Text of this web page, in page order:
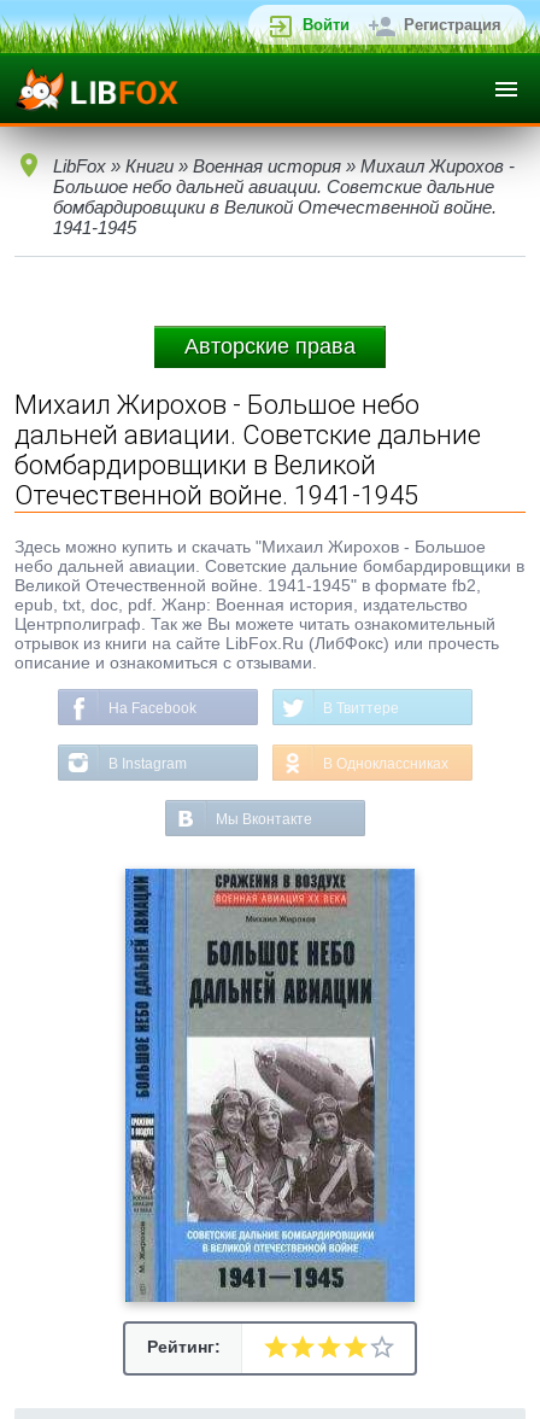
Войти Регистрация
LibFox » Книги » Военная история » Михаил Жирохов -
Большое небо дальней авиации. Советские дальние
бомбардировщики в Великой Отечественной войне.
1941-1945
Авторские права
Михаил Жирохов - Большое небо
дальней авиации. Советские дальние
бомбардировщики в Великой
Отечественной войне. 1941-1945
Здесь можно купить и скачать "Михаил Жирохов - Большое
небо дальней авиации. Советские дальние бомбардировщики в
Великой Отечественной войне. 1941-1945" в формате fb2,
epub, txt, doc, pdf. Жанр: Военная история, издательство
Центрполиграф. Так же Вы можете читать ознакомительный
отрывок из книги на сайте LibFox.Ru (ЛибФокс) или прочесть
описание и ознакомиться с отзывами.
На Facebook В Твиттере
В Instagram В Одноклассниках
Мы Вконтакте
Рейтинг: